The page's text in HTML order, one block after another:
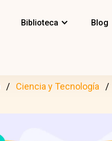
Biblioteca Blog
Ciencia y Tecnología